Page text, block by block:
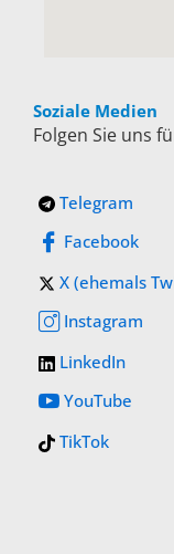
Soziale Medien
Folgen Sie uns
Telegram
Facebook
X (ehemals
Instagram
LinkedIn
YouTube
TikTok